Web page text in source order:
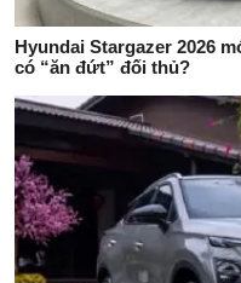
Hyundai Stargazer 2026
có “ăn đứt” đối thủ?